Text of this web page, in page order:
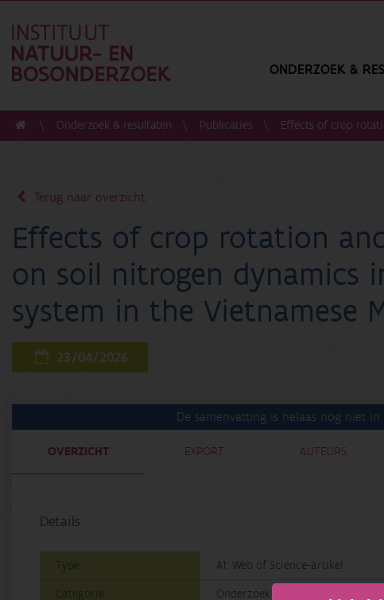
ONDERZOEK &
Onderzoek & resultaten Publicaties Effects of crop
Terug naar overzicht
Effects of crop rotation
on soil nitrogen dynamics
system in the Vietnamese
23/04/2026
De samenvatting is helaas nog niet
OVERZICHT EXPORT AUTEURS
Details
Type
A1: Web of Science-artikel
Categorie
Onderzoek